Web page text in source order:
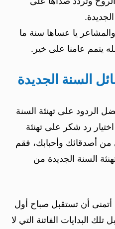
يا عساها سنة ما
يتمم عامنا على خير.
السنة الجديدة
الردود على تهنئة السنة
رد شكر على تهنئة
من أصدقائك وأحبابك، فقم
السنة الجديدة من
أتمنى أن تستقبل صباح أول
تلك البدايات الفاتنة التي لا